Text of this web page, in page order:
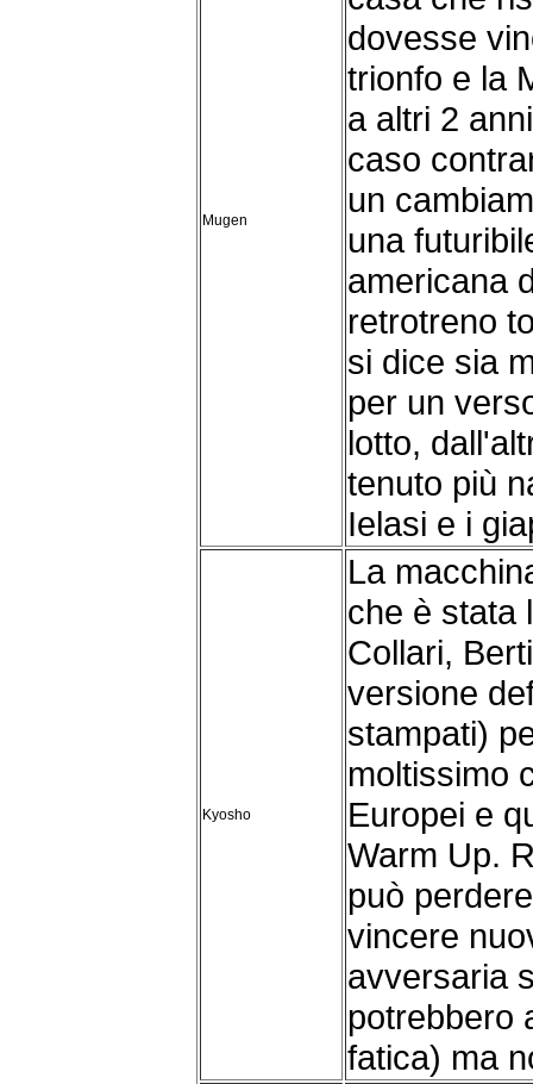
Mugen
dovesse
trionfo e la
a altri 2
caso
un
una
americana
retrotreno
si dice sia
per un
lotto,
tenuto più
Ielasi e i
Kyosho
La
che è stata
Collari,
versione
stampati)
moltissimo
Europei e
Warm Up.
può
vincere
avversaria
potrebbero
fatica) ma